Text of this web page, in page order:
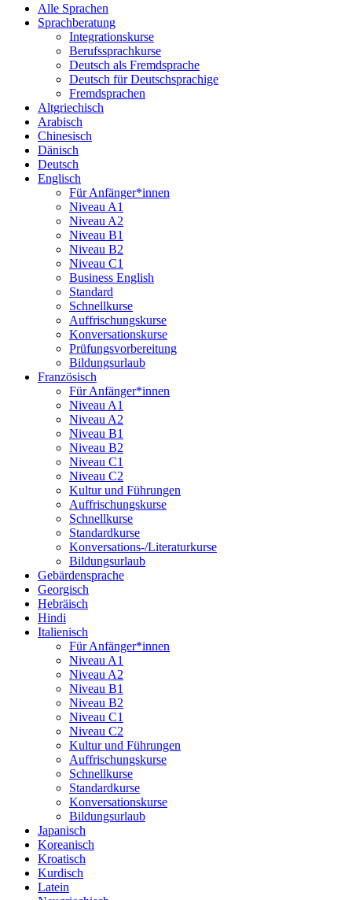
Alle Sprachen
Sprachberatung
Integrationskurse
Berufssprachkurse
Deutsch als Fremdsprache
Deutsch für Deutschsprachige
Fremdsprachen
Altgriechisch
Arabisch
Chinesisch
Dänisch
Deutsch
Englisch
Für Anfänger*innen
Niveau A1
Niveau A2
Niveau B1
Niveau B2
Niveau C1
Business English
Standard
Schnellkurse
Auffrischungskurse
Konversationskurse
Prüfungsvorbereitung
Bildungsurlaub
Französisch
Für Anfänger*innen
Niveau A1
Niveau A2
Niveau B1
Niveau B2
Niveau C1
Niveau C2
Kultur und Führungen
Auffrischungskurse
Schnellkurse
Standardkurse
Konversations-/Literaturkurse
Bildungsurlaub
Gebärdensprache
Georgisch
Hebräisch
Hindi
Italienisch
Für Anfänger*innen
Niveau A1
Niveau A2
Niveau B1
Niveau B2
Niveau C1
Niveau C2
Kultur und Führungen
Auffrischungskurse
Schnellkurse
Standardkurse
Konversationskurse
Bildungsurlaub
Japanisch
Koreanisch
Kroatisch
Kurdisch
Latein